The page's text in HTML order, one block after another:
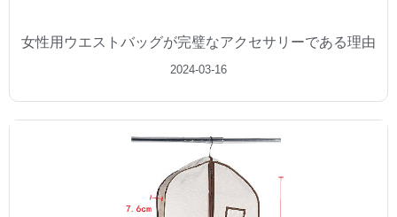
女性用ウエストバッグが完璧なアクセサリーである理由
2024-03-16